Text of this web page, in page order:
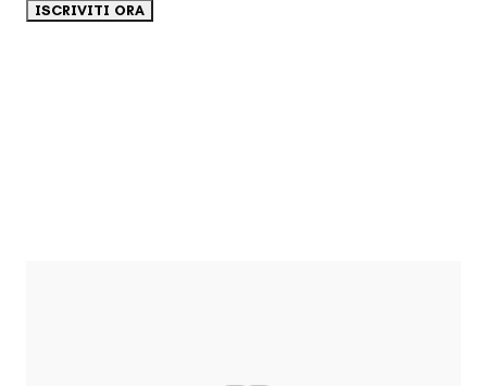
ISCRIVITI ORA